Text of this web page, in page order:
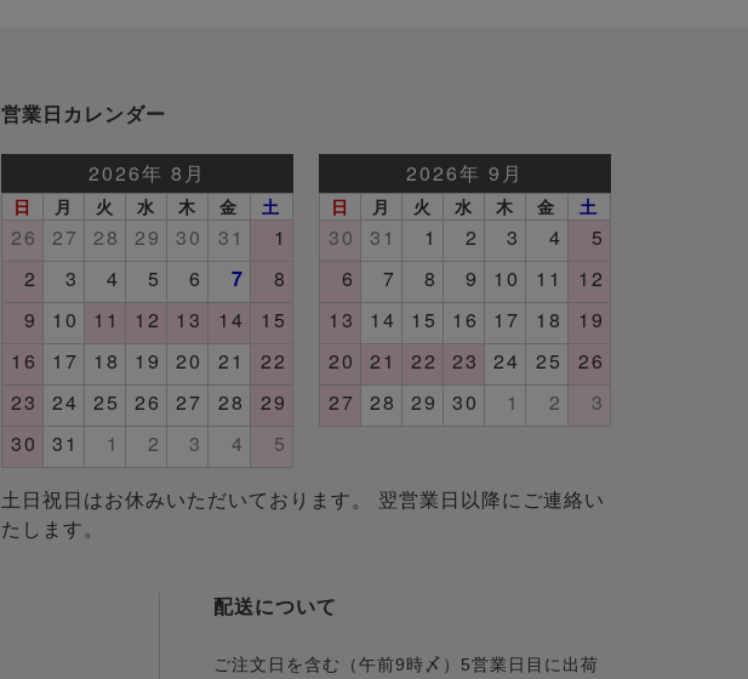
営業日カレンダー
土日祝日はお休みいただいております。 翌営業日以降にご連絡い
たします。
配送について
ご注文日を含む（午前9時〆）5営業日目に出荷